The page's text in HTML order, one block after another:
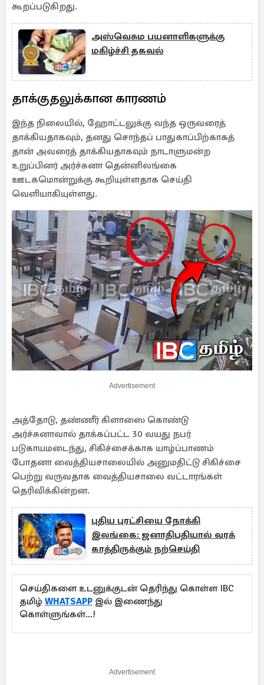
கூறப்படுகிறது.
அஸ்வெசும பயனாளிகளுக்கு
மகிழ்ச்சி தகவல்
தாக்குதலுக்கான காரணம்
இந்த நிலையில், ஹோட்டலுக்கு வந்த ஒருவரைத்
தாக்கியதாகவும், தனது சொந்தப் பாதுகாப்பிற்காகத்
தான் அவரைத் தாக்கியதாகவும் நாடாளுமன்ற
உறுப்பினர் அர்ச்சுனா தென்னிலங்கை
ஊடகமொன்றுக்கு கூறியுள்ளதாக செய்தி
வெளியாகியுள்ளது.
Advertisement
அத்தோடு, தண்ணீர் கிளாஸை கொண்டு
அர்ச்சுனாவால் தாக்கப்பட்ட 30 வயது நபர்
படுகாயமடைந்து, சிகிச்சைக்காக யாழ்ப்பாணம்
போதனா வைத்தியசாலையில் அனுமதிட்டு சிகிச்சை
பெற்று வருவதாக வைத்தியசாலை வட்டாரங்கள்
தெரிவிக்கின்றன.
புதிய புரட்சியை நோக்கி
இலங்கை: ஜனாதிபதியால் வரக்
காத்திருக்கும் நற்செய்தி
செய்திகளை உடனுக்குடன் தெரிந்து கொள்ள IBC
தமிழ் WHATSAPP இல் இணைந்து
கொள்ளுங்கள்...!
Advertisement